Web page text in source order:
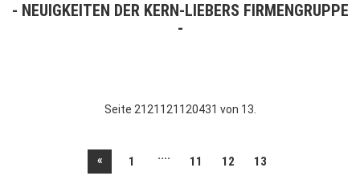
NEUIGKEITEN DER KERN-LIEBERS FIRMENGRUPPE
Seite 2121121120431 von 13.
« 1 .... 11 12 13